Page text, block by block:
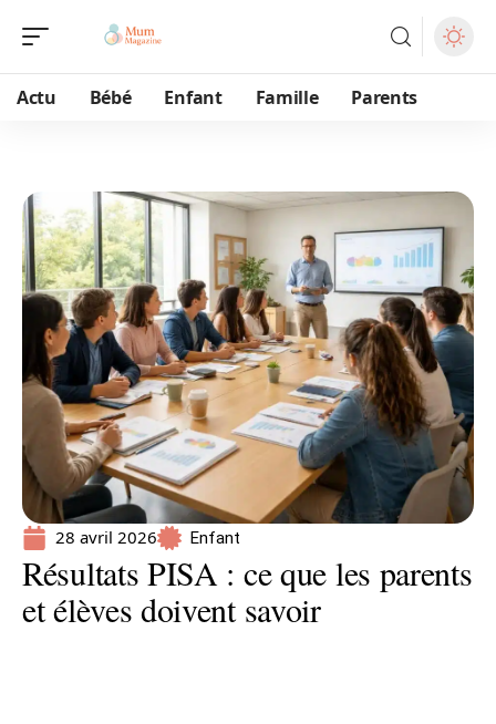
Actu Bébé Enfant Famille Parents
28 avril 2026 Enfant
Résultats PISA : ce que les parents
et élèves doivent savoir